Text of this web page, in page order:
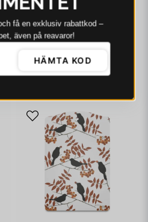
ARVIDSSONS
Arvidssons Stortorget
multi serveringsbräda
få en exklusiv rabattkod –
även på reavaror!
HÄMTA KOD